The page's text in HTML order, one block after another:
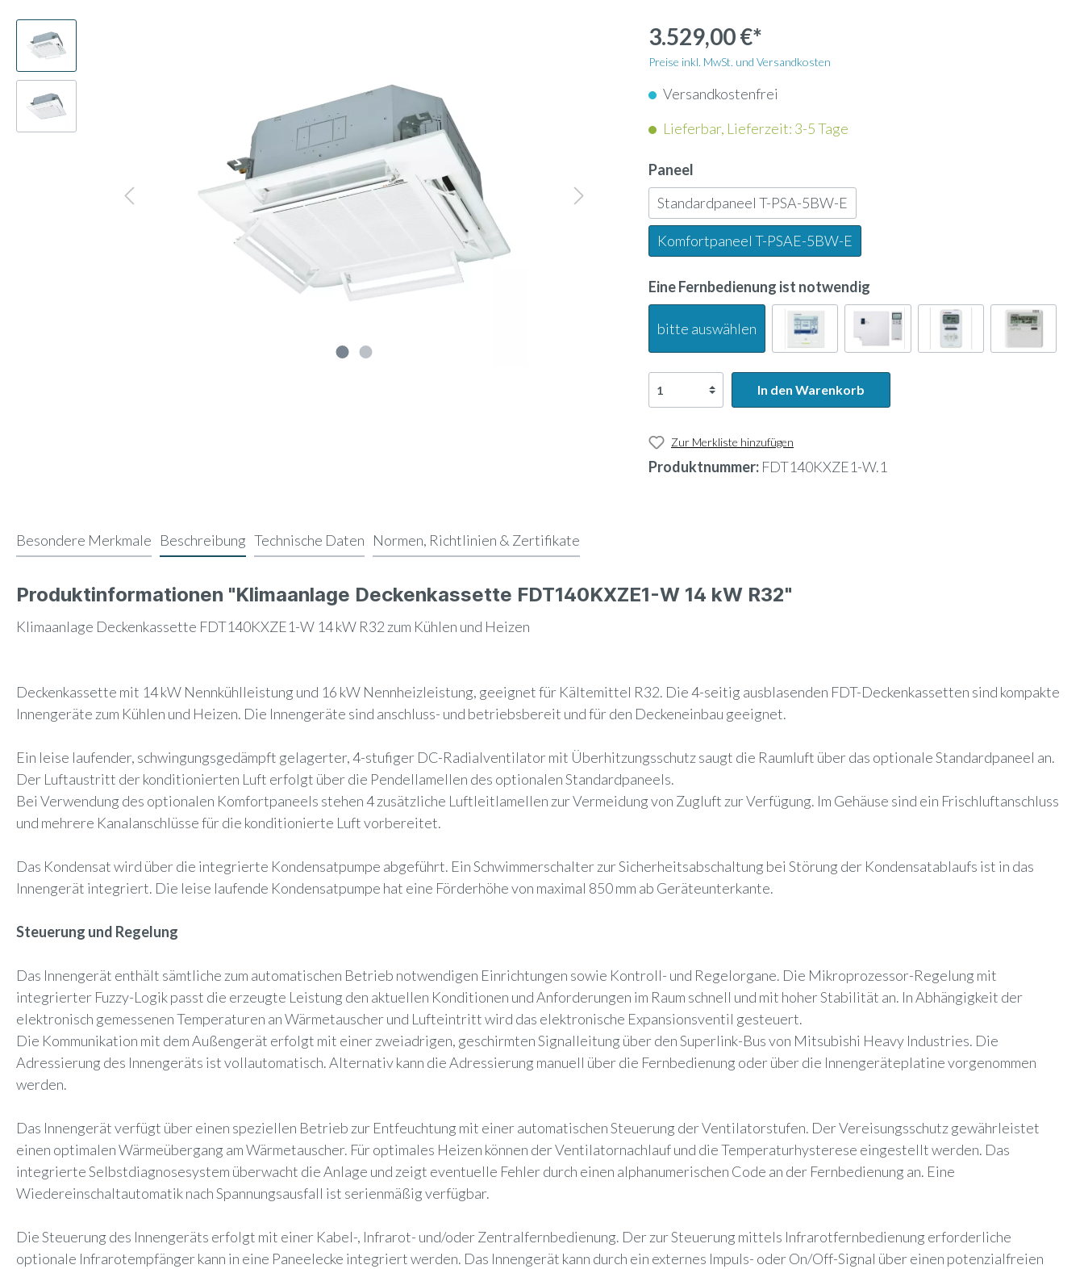
Kanalgeräte
Truhengeräte
Truheneinbaugeräte
Türluftschleier
Tower-Geräte
Wärmetauscher Anschlussmodule
WLAN-Adapter Dampflanze
Frostschutzventil CompTrol Ultraschallbefeuchter
Ferritkern
Adapter-Verbinder-Set CO2-Sensor 3-Wege-Ventil Kanalfeuchtefühler
Umkehrosmose-Drucktank Widerstandsdampfbefeuchter
3.529,00 €*
Preise inkl. MwSt. und Versandkosten
Versandkostenfrei
Lieferbar, Lieferzeit: 3-5 Tage
Paneel
Standardpaneel T-PSA-5BW-E
Komfortpaneel T-PSAE-5BW-E
Eine Fernbedienung ist notwendig
bitte auswählen
In den Warenkorb
Zur Merkliste hinzufügen
Produktnummer: FDT140KXZE1-W.1
Besondere Merkmale Beschreibung Technische Daten Normen, Richtlinien & Zertifikate
Produktinformationen "Klimaanlage Deckenkassette FDT140KXZE1-W 14 kW R32"
Klimaanlage Deckenkassette FDT140KXZE1-W 14 kW R32 zum Kühlen und Heizen
Deckenkassette mit 14 kW Nennkühlleistung und 16 kW Nennheizleistung, geeignet für Kältemittel R32. Die 4-seitig ausblasenden FDT-Deckenkassetten sind kompakte
Innengeräte zum Kühlen und Heizen. Die Innengeräte sind anschluss- und betriebsbereit und für den Deckeneinbau geeignet.
Ein leise laufender, schwingungsgedämpft gelagerter, 4-stufiger DC-Radialventilator mit Überhitzungsschutz saugt die Raumluft über das optionale Standardpaneel an.
Der Luftaustritt der konditionierten Luft erfolgt über die Pendellamellen des optionalen Standardpaneels.
Bei Verwendung des optionalen Komfortpaneels stehen 4 zusätzliche Luftleitlamellen zur Vermeidung von Zugluft zur Verfügung. Im Gehäuse sind ein Frischluftanschluss
und mehrere Kanalanschlüsse für die konditionierte Luft vorbereitet.
Das Kondensat wird über die integrierte Kondensatpumpe abgeführt. Ein Schwimmerschalter zur Sicherheitsabschaltung bei Störung der Kondensatablaufs ist in das
Innengerät integriert. Die leise laufende Kondensatpumpe hat eine Förderhöhe von maximal 850 mm ab Geräteunterkante.
Steuerung und Regelung
Das Innengerät enthält sämtliche zum automatischen Betrieb notwendigen Einrichtungen sowie Kontroll- und Regelorgane. Die Mikroprozessor-Regelung mit
integrierter Fuzzy-Logik passt die erzeugte Leistung den aktuellen Konditionen und Anforderungen im Raum schnell und mit hoher Stabilität an. In Abhängigkeit der
elektronisch gemessenen Temperaturen an Wärmetauscher und Lufteintritt wird das elektronische Expansionsventil gesteuert.
Die Kommunikation mit dem Außengerät erfolgt mit einer zweiadrigen, geschirmten Signalleitung über den Superlink-Bus von Mitsubishi Heavy Industries. Die
Adressierung des Innengeräts ist vollautomatisch. Alternativ kann die Adressierung manuell über die Fernbedienung oder über die Innengeräteplatine vorgenommen
werden.
Das Innengerät verfügt über einen speziellen Betrieb zur Entfeuchtung mit einer automatischen Steuerung der Ventilatorstufen. Der Vereisungsschutz gewährleistet
einen optimalen Wärmeübergang am Wärmetauscher. Für optimales Heizen können der Ventilatornachlauf und die Temperaturhysterese eingestellt werden. Das
integrierte Selbstdiagnosesystem überwacht die Anlage und zeigt eventuelle Fehler durch einen alphanumerischen Code an der Fernbedienung an. Eine
Wiedereinschaltautomatik nach Spannungsausfall ist serienmäßig verfügbar.
Die Steuerung des Innengeräts erfolgt mit einer Kabel-, Infrarot- und/oder Zentralfernbedienung. Der zur Steuerung mittels Infrarotfernbedienung erforderliche
optionale Infrarotempfänger kann in eine Paneelecke integriert werden. Das Innengerät kann durch ein externes Impuls- oder On/Off-Signal über einen potenzialfreien